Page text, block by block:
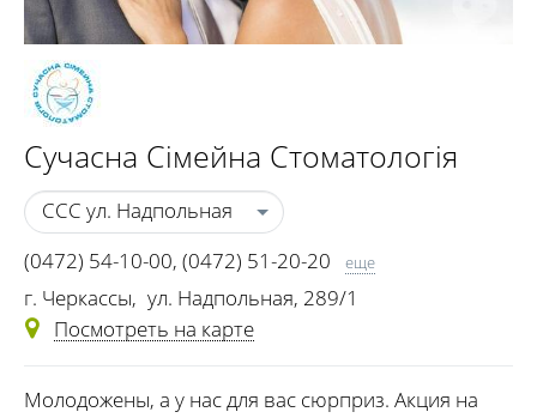
Сучасна Сімейна Стоматологія
ССС ул. Надпольная
(0472) 54-10-00, (0472) 51-20-20
(050) 051-20-20
, (068) 251-20-20
(073) 251-20-20
еще
г. Черкассы, ул. Надпольная, 289/1
Посмотреть на карте
Молодожены, а у нас для вас сюрприз. Акция на